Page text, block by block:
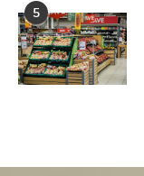
5